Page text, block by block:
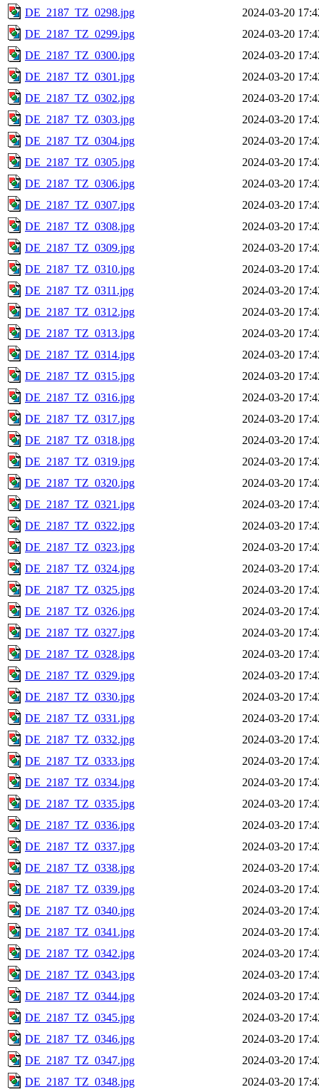
DE_2187_TZ_0298.jpg
2024-03-20
DE_2187_TZ_0299.jpg
2024-03-20
DE_2187_TZ_0300.jpg
2024-03-20
DE_2187_TZ_0301.jpg
2024-03-20
DE_2187_TZ_0302.jpg
2024-03-20
DE_2187_TZ_0303.jpg
2024-03-20
DE_2187_TZ_0304.jpg
2024-03-20
DE_2187_TZ_0305.jpg
2024-03-20
DE_2187_TZ_0306.jpg
2024-03-20
DE_2187_TZ_0307.jpg
2024-03-20
DE_2187_TZ_0308.jpg
2024-03-20
DE_2187_TZ_0309.jpg
2024-03-20
DE_2187_TZ_0310.jpg
2024-03-20
DE_2187_TZ_0311.jpg
2024-03-20
DE_2187_TZ_0312.jpg
2024-03-20
DE_2187_TZ_0313.jpg
2024-03-20
DE_2187_TZ_0314.jpg
2024-03-20
DE_2187_TZ_0315.jpg
2024-03-20
DE_2187_TZ_0316.jpg
2024-03-20
DE_2187_TZ_0317.jpg
2024-03-20
DE_2187_TZ_0318.jpg
2024-03-20
DE_2187_TZ_0319.jpg
2024-03-20
DE_2187_TZ_0320.jpg
2024-03-20
DE_2187_TZ_0321.jpg
2024-03-20
DE_2187_TZ_0322.jpg
2024-03-20
DE_2187_TZ_0323.jpg
2024-03-20
DE_2187_TZ_0324.jpg
2024-03-20
DE_2187_TZ_0325.jpg
2024-03-20
DE_2187_TZ_0326.jpg
2024-03-20
DE_2187_TZ_0327.jpg
2024-03-20
DE_2187_TZ_0328.jpg
2024-03-20
DE_2187_TZ_0329.jpg
2024-03-20
DE_2187_TZ_0330.jpg
2024-03-20
DE_2187_TZ_0331.jpg
2024-03-20
DE_2187_TZ_0332.jpg
2024-03-20
DE_2187_TZ_0333.jpg
2024-03-20
DE_2187_TZ_0334.jpg
2024-03-20
DE_2187_TZ_0335.jpg
2024-03-20
DE_2187_TZ_0336.jpg
2024-03-20
DE_2187_TZ_0337.jpg
2024-03-20
DE_2187_TZ_0338.jpg
2024-03-20
DE_2187_TZ_0339.jpg
2024-03-20
DE_2187_TZ_0340.jpg
2024-03-20
DE_2187_TZ_0341.jpg
2024-03-20
DE_2187_TZ_0342.jpg
2024-03-20
DE_2187_TZ_0343.jpg
2024-03-20
DE_2187_TZ_0344.jpg
2024-03-20
DE_2187_TZ_0345.jpg
2024-03-20
DE_2187_TZ_0346.jpg
2024-03-20
DE_2187_TZ_0347.jpg
2024-03-20
DE_2187_TZ_0348.jpg
2024-03-20